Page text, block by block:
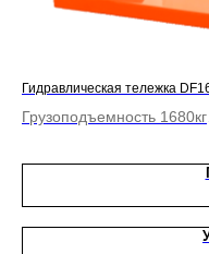
Гидравлическая тележка
Грузоподъемность 1680кг
Длина вил 1150мм